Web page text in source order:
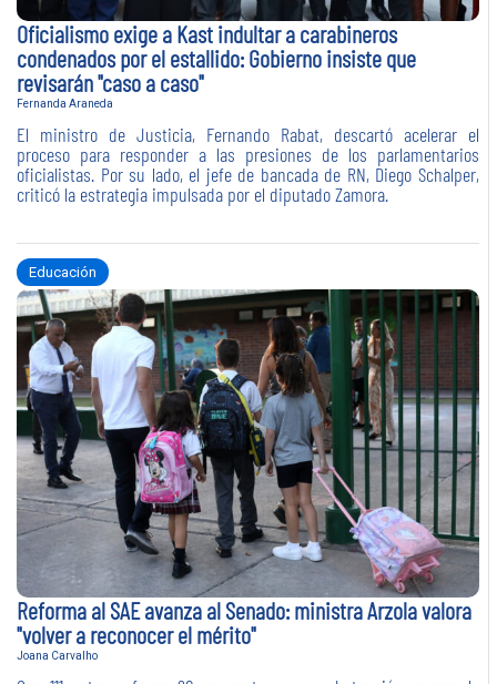
Oficialismo exige a Kast indultar a carabineros
condenados por el estallido: Gobierno insiste que
revisarán "caso a caso"
Fernanda Araneda
El ministro de Justicia, Fernando Rabat, descartó acelerar el
proceso para responder a las presiones de los parlamentarios
oficialistas. Por su lado, el jefe de bancada de RN, Diego Schalper,
criticó la estrategia impulsada por el diputado Zamora.
Educación
Reforma al SAE avanza al Senado: ministra Arzola valora
"volver a reconocer el mérito"
Joana Carvalho